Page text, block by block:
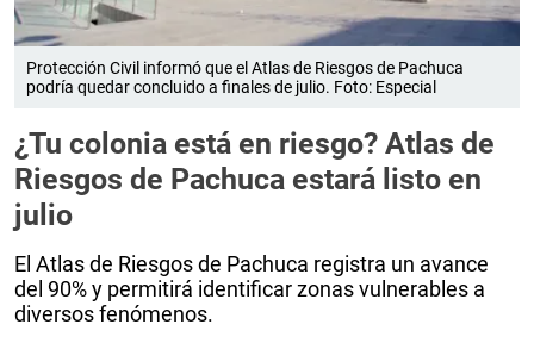
Protección Civil informó que el Atlas de Riesgos de Pachuca
podría quedar concluido a finales de julio. Foto: Especial
¿Tu colonia está en riesgo? Atlas de
Riesgos de Pachuca estará listo en
julio
El Atlas de Riesgos de Pachuca registra un avance
del 90% y permitirá identificar zonas vulnerables a
diversos fenómenos.